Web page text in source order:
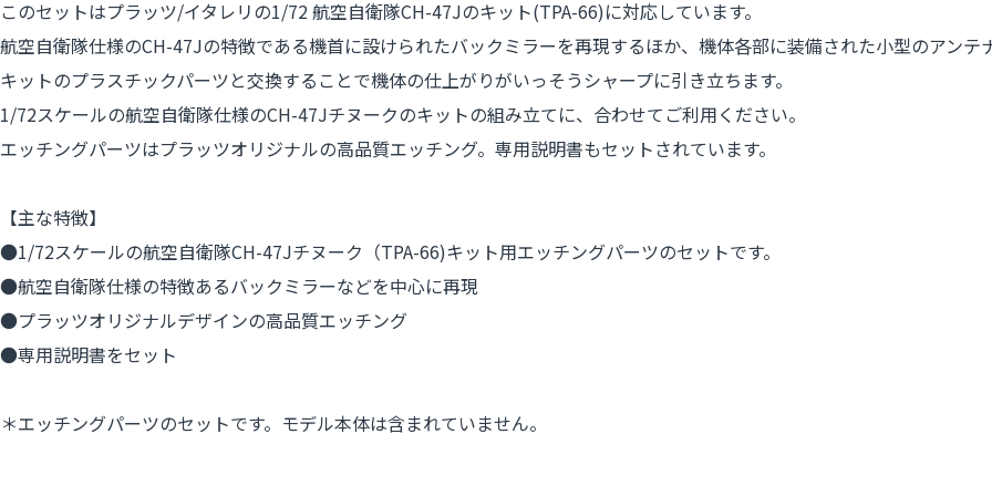
このセットはプラッツ/イタレリの1/72 航空自衛隊CH-47Jのキット(TPA-66)に対応しています。
航空自衛隊仕様のCH-47Jの特徴である機首に設けられたバックミラーを再現するほか、機体各部に装備された小型のアンテ
キットのプラスチックパーツと交換することで機体の仕上がりがいっそうシャープに引き立ちます。
1/72スケールの航空自衛隊仕様のCH-47Jチヌークのキットの組み立てに、合わせてご利用ください。
エッチングパーツはプラッツオリジナルの高品質エッチング。専用説明書もセットされています。
【主な特徴】
●1/72スケールの航空自衛隊CH-47Jチヌーク（TPA-66)キット用エッチングパーツのセットです。
●航空自衛隊仕様の特徴あるバックミラーなどを中心に再現
●プラッツオリジナルデザインの高品質エッチング
●専用説明書をセット
＊エッチングパーツのセットです。モデル本体は含まれていません。